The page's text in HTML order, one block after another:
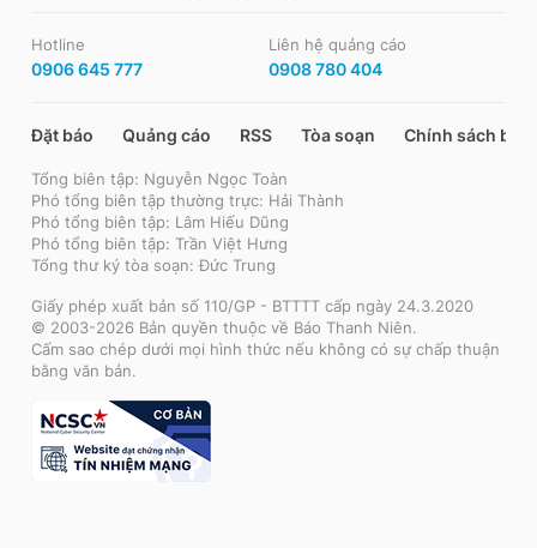
Hotline
0906 645 777
Liên hệ quảng cáo
0908 780 404
Đặt báo Quảng cáo RSS Tòa soạn Chính sách bảo
Tổng biên tập: Nguyễn Ngọc Toàn
Phó tổng biên tập thường trực: Hải Thành
Phó tổng biên tập: Lâm Hiếu Dũng
Phó tổng biên tập: Trần Việt Hưng
Tổng thư ký tòa soạn: Đức Trung
Giấy phép xuất bản số 110/GP - BTTTT cấp ngày 24.3.2020
© 2003-2026 Bản quyền thuộc về Báo Thanh Niên.
Cấm sao chép dưới mọi hình thức nếu không có sự chấp thuận
bằng văn bản.